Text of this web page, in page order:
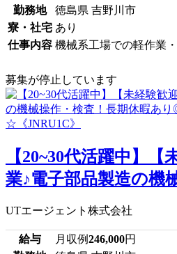
勤務地
徳島県 吉野川市
寮・社宅 あり
仕事内容 機械系工場での軽作業
募集が停止しています
【20~30代活躍中】【
業♪電子部品製造の機
UTエージェント株式会社
給与 月収例246,000円